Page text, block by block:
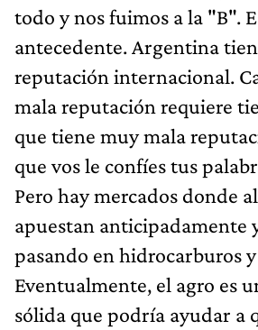
todo y nos fuimos a la "B".
antecedente. Argentina
reputación internacional.
mala reputación requiere
que tiene muy mala
que vos le confíes tus
Pero hay mercados donde
apuestan anticipadamente
pasando en hidrocarburos
Eventualmente, el agro es
sólida que podría ayudar a